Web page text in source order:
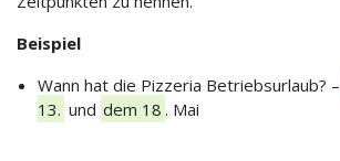
Beispiel
Wann hat die Pizzeria Betriebsurlaub? –
13. und dem 18 . Mai